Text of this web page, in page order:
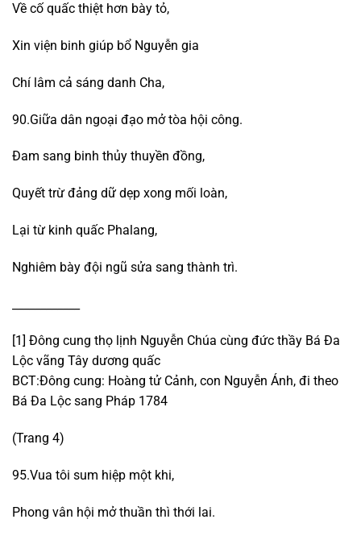
Về cố quấc thiệt hơn bày tỏ,
Xin viện binh giúp bổ Nguyễn gia
Chí lâm cả sáng danh Cha,
90.Giữa dân ngoại đạo mở tòa hội công.
Đam sang binh thủy thuyền đồng,
Quyết trừ đảng dữ dẹp xong mối loàn,
Lại từ kinh quấc Phalang,
Nghiêm bày đội ngũ sửa sang thành trì.
[1] Đông cung thọ lịnh Nguyễn Chúa cùng đức thầy Bá Đa
Lộc vãng Tây dương quấc
BCT:Đông cung: Hoàng tử Cảnh, con Nguyễn Ánh, đi theo
Bá Đa Lộc sang Pháp 1784
(Trang 4)
95.Vua tôi sum hiệp một khi,
Phong vân hội mở thuần thì thới lai.